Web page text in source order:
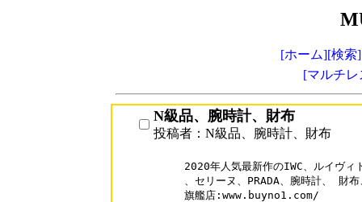
[ホーム][検索]
[マルチ
N級品、腕時計、財布
投稿者：N級品、腕時計、財布
2020年人気最新作のIWC、ルイヴ
、セリーヌ、PRADA、腕時計、 財
旗艦店:www.buyno1.com/